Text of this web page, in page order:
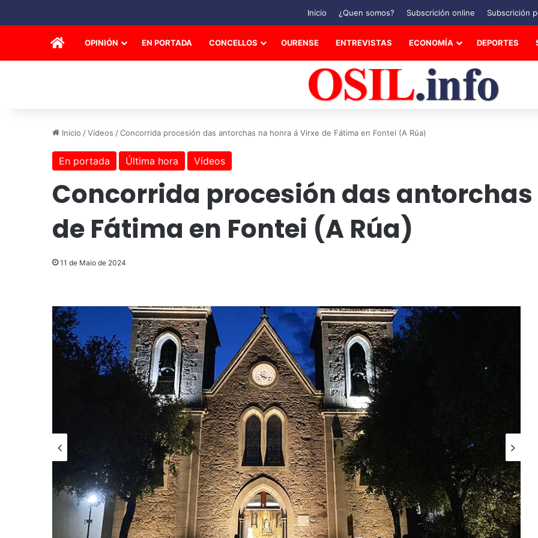
Inicio ¿Quen somos? Subscrición online Subscrición
INICIOOPINIÓN EN PORTADA CONCELLOS OURENSE ENTREVISTAS ECONOMÍA DEPORTES
Inicio /Vídeos /Concorrida procesión das antorchas na honra á Virxe de Fátima en Fontei (A Rúa)
En portada Última hora Vídeos
Concorrida procesión das
de Fátima en Fontei (A Rúa)
11 de Maio de 2024